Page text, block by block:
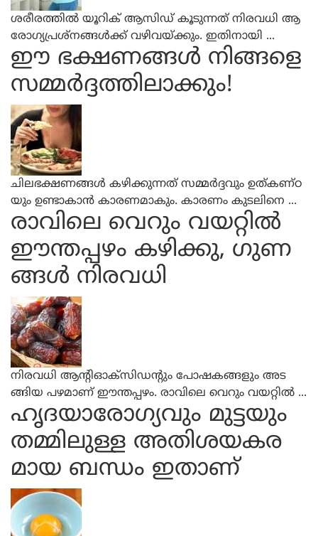
ശരീരത്തില്‍ യൂറിക് ആസിഡ് കൂടുന്നത് നിരവധി ആ
രോഗ്യപ്രശ്‌നങ്ങള്‍ക്ക് വഴിവയ്ക്കും. ഇതിനായി ...
ഈ ഭക്ഷണങ്ങള്‍ നിങ്ങളെ
സമ്മര്‍ദ്ദത്തിലാക്കും!
ചിലഭക്ഷണങ്ങള്‍ കഴിക്കുന്നത് സമ്മര്‍ദ്ദവും ഉത്കണ്ഠ
യും ഉണ്ടാകാന്‍ കാരണമാകും. കാരണം കുടലിനെ ...
രാവിലെ വെറും വയറ്റില്‍
ഈന്തപ്പഴം കഴിക്കു, ഗുണ
ങ്ങള്‍ നിരവധി
നിരവധി ആന്റിഓക്‌സിഡന്റും പോഷകങ്ങളും അട
ങ്ങിയ പഴമാണ് ഈന്തപ്പഴം. രാവിലെ വെറും വയറ്റില്‍ ...
ഹൃദയാരോഗ്യവും മുട്ടയും
തമ്മിലുള്ള അതിശയകര
മായ ബന്ധം ഇതാണ്